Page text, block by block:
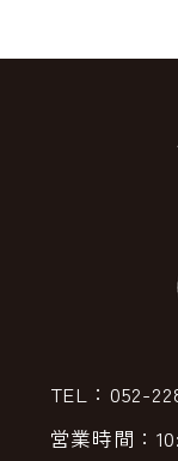
TEL：052-
営業時間：